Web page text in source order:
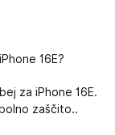
16E?
za iPhone 16E.
zaščito..